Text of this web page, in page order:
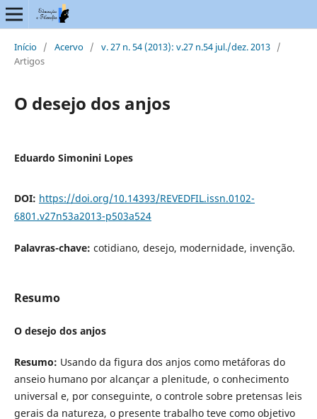
Início / Acervo / v. 27 n. 54 (2013): v.27 n.54 jul./dez. 2013 /
Artigos
O desejo dos anjos
Eduardo Simonini Lopes
DOI: https://doi.org/10.14393/REVEDFIL.issn.0102-
6801.v27n53a2013-p503a524
Palavras-chave: cotidiano, desejo, modernidade, invenção.
Resumo
O desejo dos anjos
Resumo: Usando da figura dos anjos como metáforas do
anseio humano por alcançar a plenitude, o conhecimento
universal e, por conseguinte, o controle sobre pretensas leis
gerais da natureza, o presente trabalho teve como objetivo